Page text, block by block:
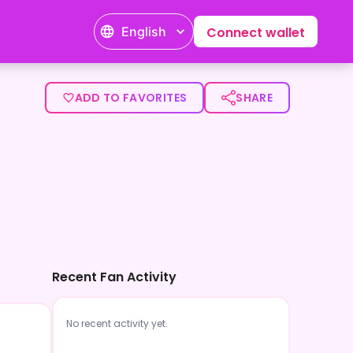
English Connect wallet
まだ成長途中だけど、その過程ごと楽しんでもらえ
ADD TO FAVORITES SHARE
Recent Fan Activity
No recent activity yet.